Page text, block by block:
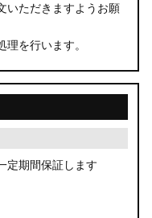
いただきますようお願
を行います。
定期間保証します